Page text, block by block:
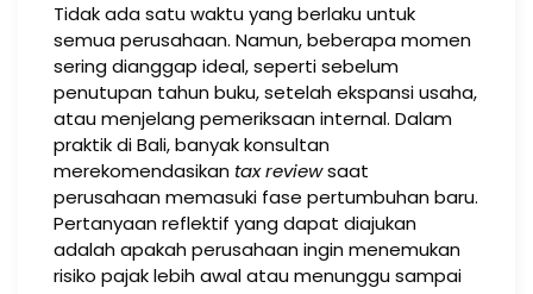
Tidak ada satu waktu yang berlaku untuk
semua perusahaan. Namun, beberapa momen
sering dianggap ideal, seperti sebelum
penutupan tahun buku, setelah ekspansi usaha,
atau menjelang pemeriksaan internal. Dalam
praktik di Bali, banyak konsultan
merekomendasikan tax reviewsaat
perusahaan memasuki fase pertumbuhan baru.
Pertanyaan reflektif yang dapat diajukan
adalah apakah perusahaan ingin menemukan
risiko pajak lebih awal atau menunggu sampai